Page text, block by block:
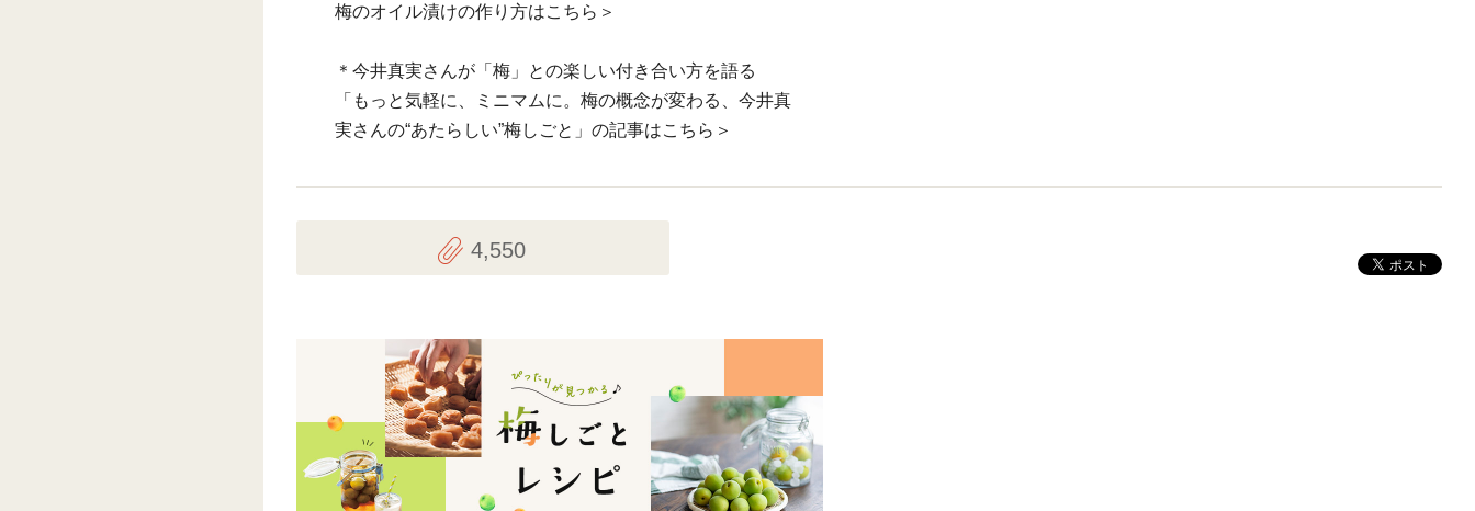
梅のオイル漬けの作り方はこちら＞
＊今井真実さんが「梅」との楽しい付き合い方を語る
「もっと気軽に、ミニマムに。梅の概念が変わる、今井真
実さんの“あたらしい”梅しごと」の記事はこちら＞
4,550